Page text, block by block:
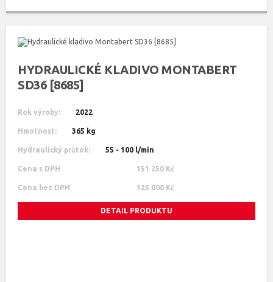
HYDRAULICKÉ KLADIVO MONTABERT
SD36 [8685]
Rok výroby: 2022
Hmotnost: 365 kg
Hydraulický průtok: 55 - 100 l/min
Cena s DPH 151 250 Kč
Cena bez DPH 125 000 Kč
DETAIL PRODUKTU